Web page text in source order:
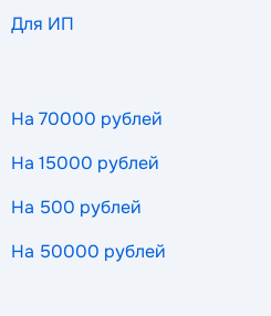
Для ИП
На 70000 рублей
На 15000 рублей
На 500 рублей
На 50000 рублей